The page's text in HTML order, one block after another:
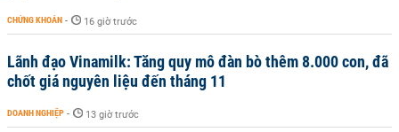
CHỨNG KHOÁN - 16 giờ trước
Lãnh đạo Vinamilk: Tăng quy mô đàn bò thêm 8.000 con, đã
chốt giá nguyên liệu đến tháng 11
DOANH NGHIỆP - 13 giờ trước